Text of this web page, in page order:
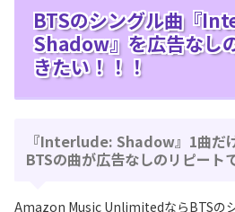
BTSのシングル曲『
Shadow』を広告なし
きたい！！！
『Interlude: Shadow』1曲だ
BTSの曲が広告なしのリピート
Amazon Music UnlimitedならBTSの